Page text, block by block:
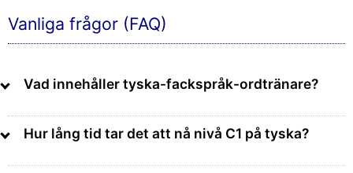
Vanliga frågor (FAQ)
Vad innehåller tyska-fackspråk-ordtränare?
Hur lång tid tar det att nå nivå C1 på tyska?